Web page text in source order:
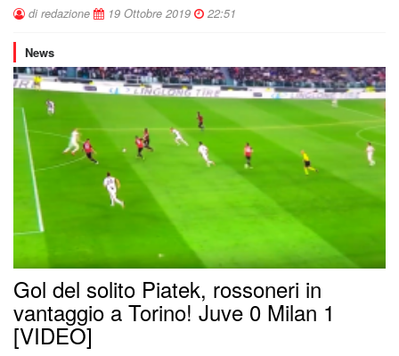
di redazione 19 Ottobre 2019 22:51
News
Gol del solito Piatek, rossoneri in
vantaggio a Torino! Juve 0 Milan 1
[VIDEO]